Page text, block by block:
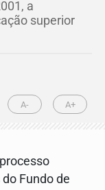
a
superior
A- A+
Fundo de